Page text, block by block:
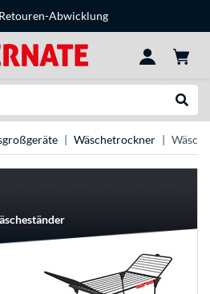
Abwicklung
Wäschetrockner